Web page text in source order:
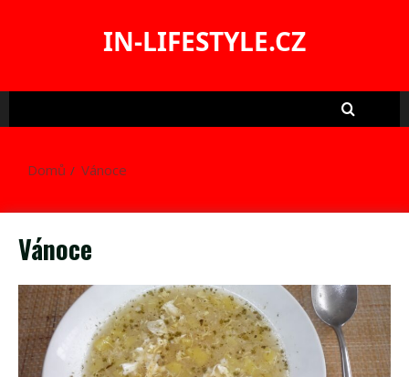
IN-LIFESTYLE.CZ
Domů Vánoce
Vánoce